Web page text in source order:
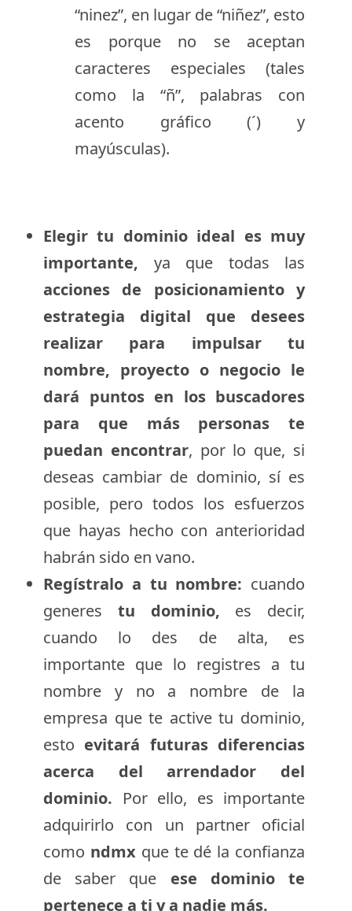
“ninez”, en lugar de “niñez”, esto
es porque no se aceptan
caracteres especiales (tales
como la “ñ”, palabras con
acento gráfico (´) y
mayúsculas).
Elegir tu dominio ideal es muy
importante, ya que todas las
acciones de posicionamiento y
estrategia digital que desees
realizar para impulsar tu
nombre, proyecto o negocio le
dará puntos en los buscadores
para que más personas te
puedan encontrar, por lo que, si
deseas cambiar de dominio, sí es
posible, pero todos los esfuerzos
que hayas hecho con anterioridad
habrán sido en vano.
Regístralo a tu nombre: cuando
generes tu dominio, es decir,
cuando lo des de alta, es
importante que lo registres a tu
nombre y no a nombre de la
empresa que te active tu dominio,
esto evitará futuras diferencias
acerca del arrendador del
dominio. Por ello, es importante
adquirirlo con un partner oficial
como ndmxque te dé la confianza
de saber que ese dominio te
pertenece a ti y a nadie más.